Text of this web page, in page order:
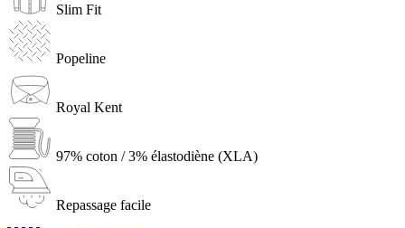
Slim Fit
Popeline
Royal Kent
97% coton / 3% élastodiène (XLA)
Repassage facile